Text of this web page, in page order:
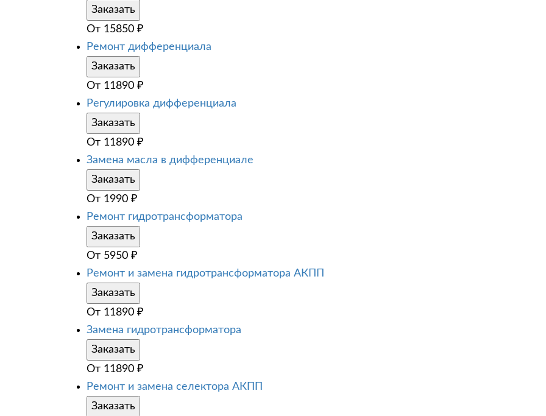
Заказать
От 15850 ₽
Ремонт дифференциала
Заказать
От 11890 ₽
Регулировка дифференциала
Заказать
От 11890 ₽
Замена масла в дифференциале
Заказать
От 1990 ₽
Ремонт гидротрансформатора
Заказать
От 5950 ₽
Ремонт и замена гидротрансформатора АКПП
Заказать
От 11890 ₽
Замена гидротрансформатора
Заказать
От 11890 ₽
Ремонт и замена селектора АКПП
Заказать